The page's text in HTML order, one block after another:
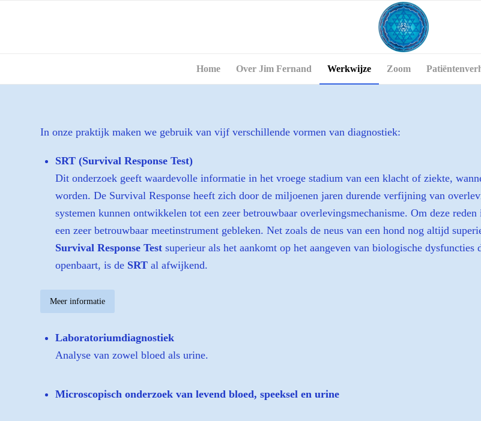
Home Over Jim Fernand Werkwijze Zoom
In onze praktijk maken we gebruik van vijf verschillende vormen van diagnostiek:
SRT (Survival Response Test)
Dit onderzoek geeft waardevolle informatie in het vroege stadium van een klacht of ziekte,
worden. De Survival Response heeft zich door de miljoenen jaren durende verfijning van
systemen kunnen ontwikkelen tot een zeer betrouwbaar overlevingsmechanisme. Om deze reden
een zeer betrouwbaar meetinstrument gebleken. Net zoals de neus van een hond nog altijd
Survival Response Test superieur als het aankomt op het aangeven van biologische
openbaart, is de SRT al afwijkend.
Meer informatie
Laboratoriumdiagnostiek
Analyse van zowel bloed als urine.
Microscopisch onderzoek van levend bloed, speeksel en urine